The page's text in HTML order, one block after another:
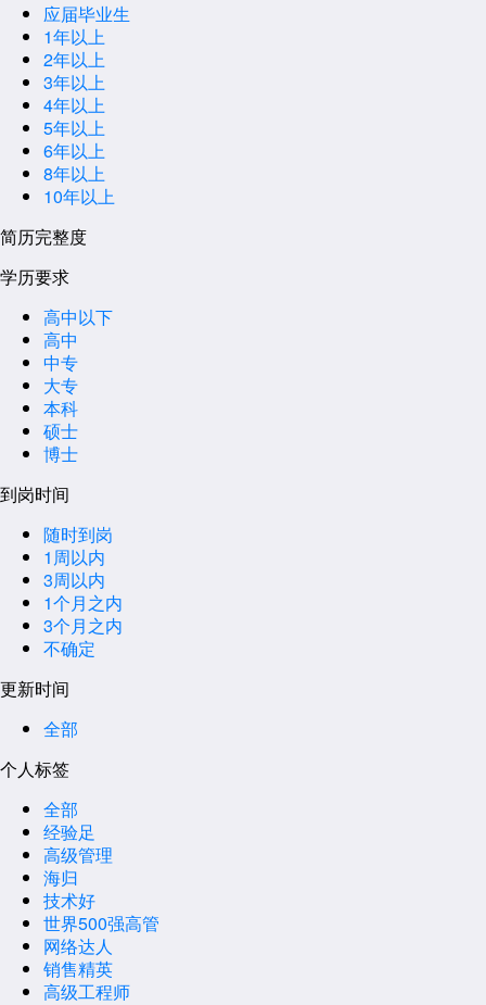
应届毕业生
1年以上
2年以上
3年以上
4年以上
5年以上
6年以上
8年以上
10年以上
简历完整度
学历要求
高中以下
高中
中专
大专
本科
硕士
博士
到岗时间
随时到岗
1周以内
3周以内
1个月之内
3个月之内
不确定
更新时间
全部
个人标签
全部
经验足
高级管理
海归
技术好
世界500强高管
网络达人
销售精英
高级工程师